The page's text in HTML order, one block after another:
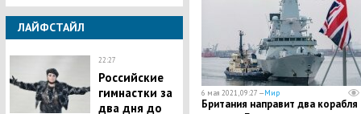
ЛАЙФСТАЙЛ
22:27
Российские
гимнастки за
два дня до
6 мая 2021, 09:27 —Мир
Британия направит два корабля